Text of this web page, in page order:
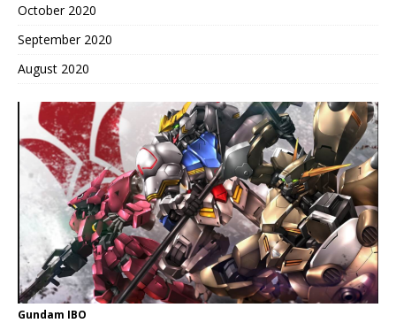
October 2020
September 2020
August 2020
Gundam IBO